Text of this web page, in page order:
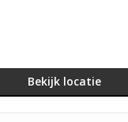
Bekijk locatie